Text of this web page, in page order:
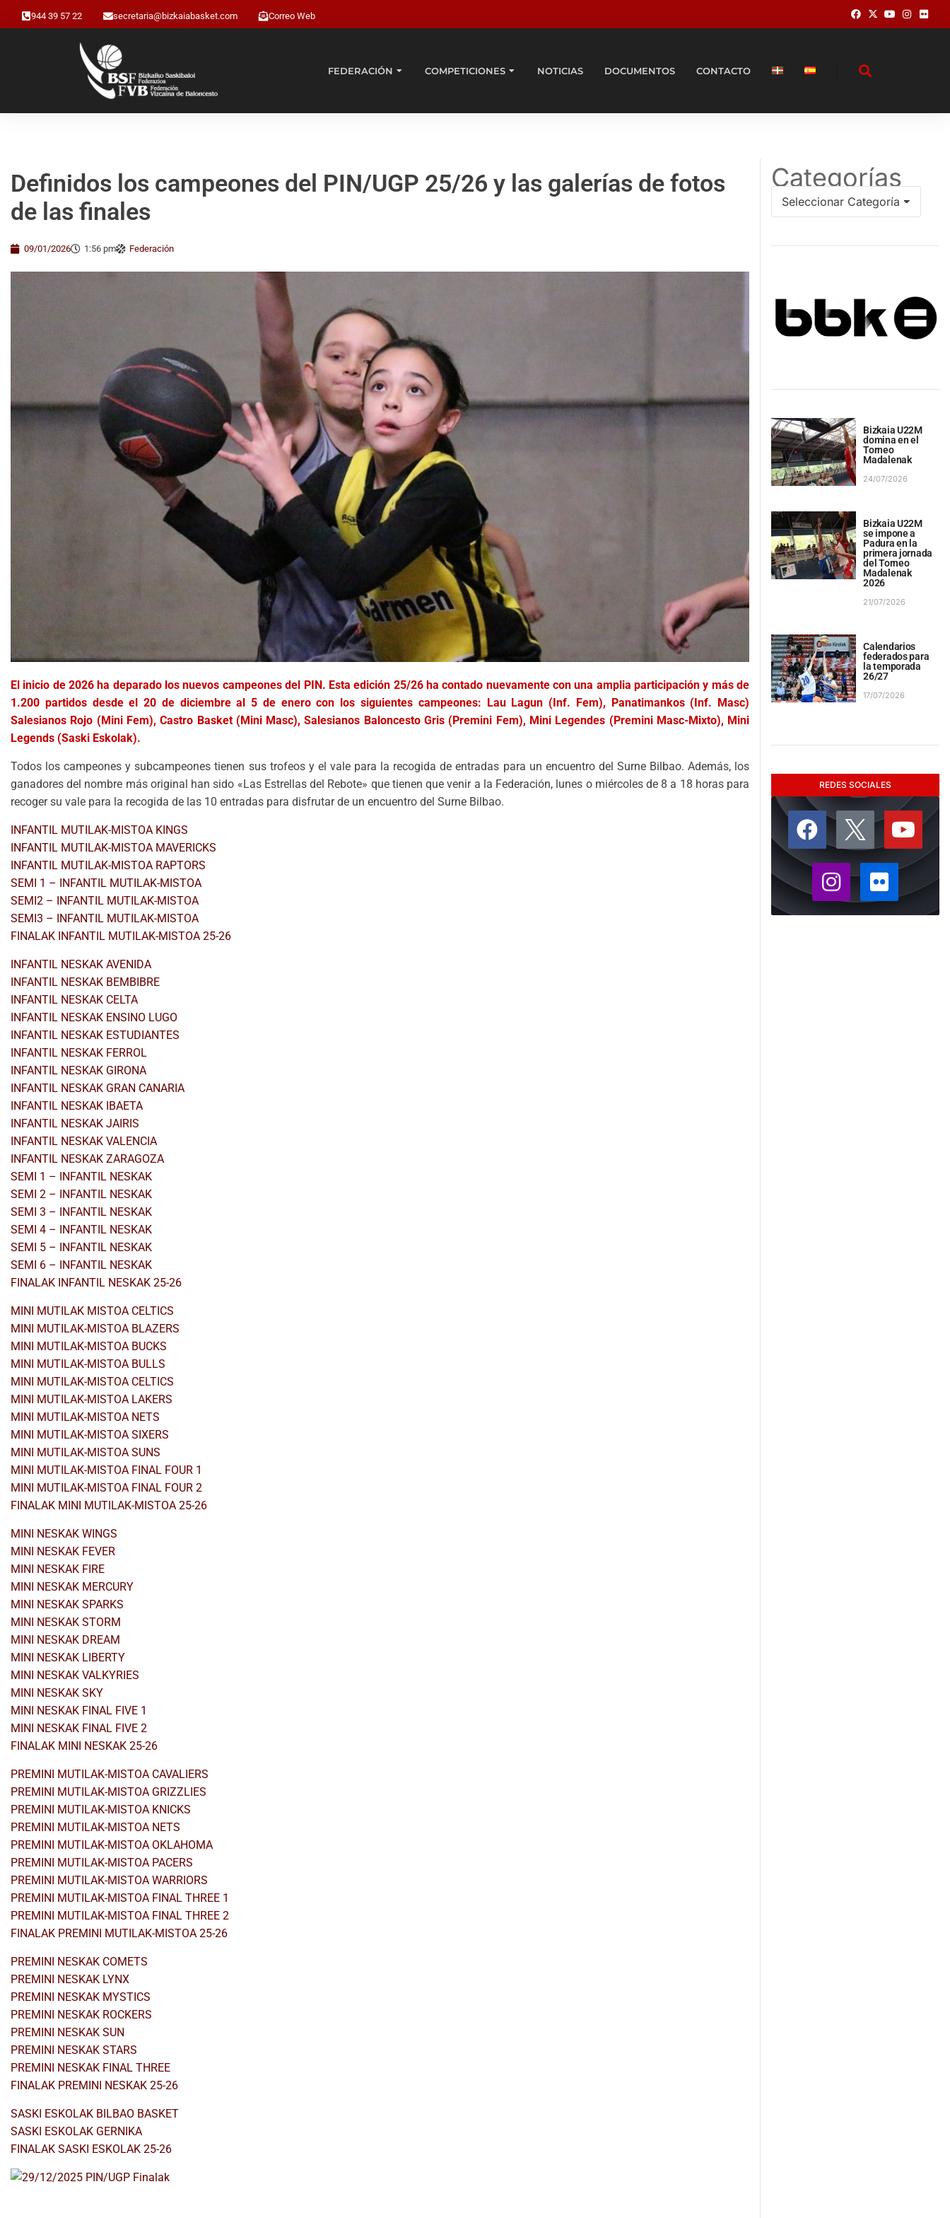
944 39 57 22 secretaria@bizkaiabasket.com Correo Web
FEDERACIÓN COMPETICIONES NOTICIAS DOCUMENTOS CONTACTO
Definidos los campeones del PIN/UGP 25/26 y las galerías de fotos
de las finales
09/01/2026 1:56 pm Federación
El inicio de 2026 ha deparado los nuevos campeones del PIN. Esta edición 25/26 ha contado nuevamente con una amplia participación y más de
1.200 partidos desde el 20 de diciembre al 5 de enero con los siguientes campeones: Lau Lagun (Inf. Fem), Panatimankos (Inf. Masc)
Salesianos Rojo (Mini Fem), Castro Basket (Mini Masc), Salesianos Baloncesto Gris (Premini Fem), Mini Legendes (Premini Masc-Mixto), Mini
Legends (Saski Eskolak).
Todos los campeones y subcampeones tienen sus trofeos y el vale para la recogida de entradas para un encuentro del Surne Bilbao. Además, los
ganadores del nombre más original han sido «Las Estrellas del Rebote» que tienen que venir a la Federación, lunes o miércoles de 8 a 18 horas para
recoger su vale para la recogida de las 10 entradas para disfrutar de un encuentro del Surne Bilbao.
INFANTIL MUTILAK-MISTOA KINGS
INFANTIL MUTILAK-MISTOA MAVERICKS
INFANTIL MUTILAK-MISTOA RAPTORS
SEMI 1 – INFANTIL MUTILAK-MISTOA
SEMI2 – INFANTIL MUTILAK-MISTOA
SEMI3 – INFANTIL MUTILAK-MISTOA
FINALAK INFANTIL MUTILAK-MISTOA 25-26
INFANTIL NESKAK AVENIDA
INFANTIL NESKAK BEMBIBRE
INFANTIL NESKAK CELTA
INFANTIL NESKAK ENSINO LUGO
INFANTIL NESKAK ESTUDIANTES
INFANTIL NESKAK FERROL
INFANTIL NESKAK GIRONA
INFANTIL NESKAK GRAN CANARIA
INFANTIL NESKAK IBAETA
INFANTIL NESKAK JAIRIS
INFANTIL NESKAK VALENCIA
INFANTIL NESKAK ZARAGOZA
SEMI 1 – INFANTIL NESKAK
SEMI 2 – INFANTIL NESKAK
SEMI 3 – INFANTIL NESKAK
SEMI 4 – INFANTIL NESKAK
SEMI 5 – INFANTIL NESKAK
SEMI 6 – INFANTIL NESKAK
FINALAK INFANTIL NESKAK 25-26
MINI MUTILAK MISTOA CELTICS
MINI MUTILAK-MISTOA BLAZERS
MINI MUTILAK-MISTOA BUCKS
MINI MUTILAK-MISTOA BULLS
MINI MUTILAK-MISTOA CELTICS
MINI MUTILAK-MISTOA LAKERS
MINI MUTILAK-MISTOA NETS
MINI MUTILAK-MISTOA SIXERS
MINI MUTILAK-MISTOA SUNS
MINI MUTILAK-MISTOA FINAL FOUR 1
MINI MUTILAK-MISTOA FINAL FOUR 2
FINALAK MINI MUTILAK-MISTOA 25-26
MINI NESKAK WINGS
MINI NESKAK FEVER
MINI NESKAK FIRE
MINI NESKAK MERCURY
MINI NESKAK SPARKS
MINI NESKAK STORM
MINI NESKAK DREAM
MINI NESKAK LIBERTY
MINI NESKAK VALKYRIES
MINI NESKAK SKY
MINI NESKAK FINAL FIVE 1
MINI NESKAK FINAL FIVE 2
FINALAK MINI NESKAK 25-26
PREMINI MUTILAK-MISTOA CAVALIERS
PREMINI MUTILAK-MISTOA GRIZZLIES
PREMINI MUTILAK-MISTOA KNICKS
PREMINI MUTILAK-MISTOA NETS
PREMINI MUTILAK-MISTOA OKLAHOMA
PREMINI MUTILAK-MISTOA PACERS
PREMINI MUTILAK-MISTOA WARRIORS
PREMINI MUTILAK-MISTOA FINAL THREE 1
PREMINI MUTILAK-MISTOA FINAL THREE 2
FINALAK PREMINI MUTILAK-MISTOA 25-26
PREMINI NESKAK COMETS
PREMINI NESKAK LYNX
PREMINI NESKAK MYSTICS
PREMINI NESKAK ROCKERS
PREMINI NESKAK SUN
PREMINI NESKAK STARS
PREMINI NESKAK FINAL THREE
FINALAK PREMINI NESKAK 25-26
SASKI ESKOLAK BILBAO BASKET
SASKI ESKOLAK GERNIKA
FINALAK SASKI ESKOLAK 25-26
Categorías
Bizkaia U22M
domina en el
Torneo
Madalenak
24/07/2026
Bizkaia U22M
se impone a
Padura en la
primera jornada
del Torneo
Madalenak
2026
21/07/2026
Calendarios
federados para
la temporada
26/27
17/07/2026
REDES SOCIALES